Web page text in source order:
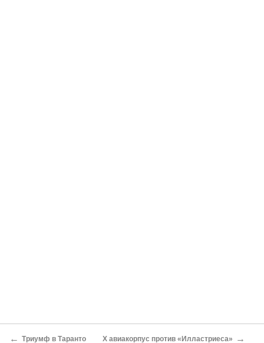
← Триумф в Таранто Х авиакорпус против «Илластриеса» →